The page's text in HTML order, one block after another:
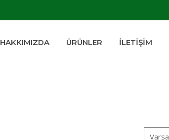
HAKKIMIZDA ÜRÜNLER İLETIŞIM